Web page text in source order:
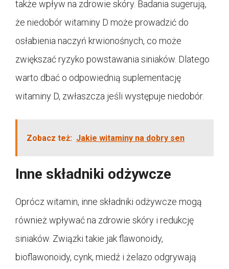
także wpływ na zdrowie skóry. Badania sugerują,
że niedobór witaminy D może prowadzić do
osłabienia naczyń krwionośnych, co może
zwiększać ryzyko powstawania siniaków. Dlatego
warto dbać o odpowiednią suplementację
witaminy D, zwłaszcza jeśli występuje niedobór.
Zobacz też: Jakie witaminy na dobry sen
Inne składniki odżywcze
Oprócz witamin, inne składniki odżywcze mogą
również wpływać na zdrowie skóry i redukcję
siniaków. Związki takie jak flawonoidy,
bioflawonoidy, cynk, miedź i żelazo odgrywają